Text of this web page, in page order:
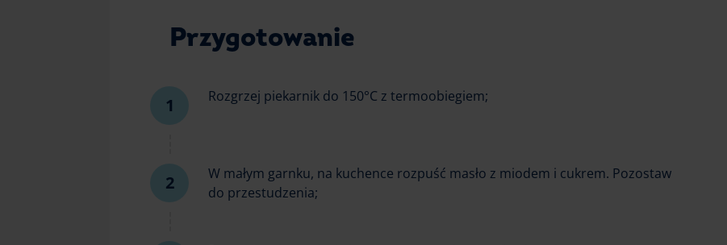
Przygotowanie
Rozgrzej piekarnik do 150°C z termoobiegiem;
W małym garnku, na kuchence rozpuść masło z miodem i cukrem. Pozostaw
do przestudzenia;